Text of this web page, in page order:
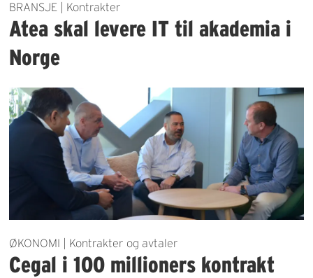
BRANSJE | Kontrakter
Atea skal levere IT til akademia i
Norge
ØKONOMI | Kontrakter og avtaler
Cegal i 100 millioners kontrakt